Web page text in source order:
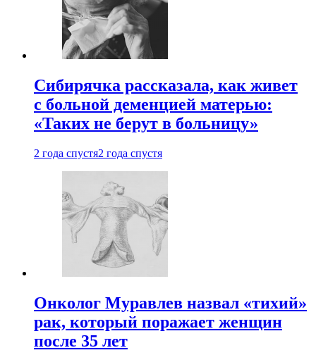
Сибирячка рассказала, как живет
с больной деменцией матерью:
«Таких не берут в больницу»
2 года спустя2 года спустя
Онколог Муравлев назвал «тихий»
рак, который поражает женщин
после 35 лет